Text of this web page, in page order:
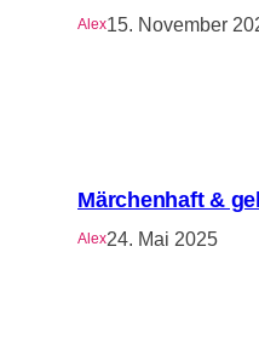
Alex15. November
Märchenhaft &
Alex24. Mai 2025